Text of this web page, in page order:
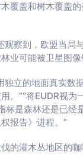
覆盖和树木覆盖
观察到，欧盟当局
业可能被卫星图
独立的地面真实数
。”“将EUDR视为
标是森林还是已
报告》进程。”
的灌木丛地区的